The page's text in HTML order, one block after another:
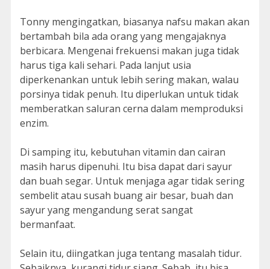
Tonny mengingatkan, biasanya nafsu makan akan
bertambah bila ada orang yang mengajaknya
berbicara. Mengenai frekuensi makan juga tidak
harus tiga kali sehari. Pada lanjut usia
diperkenankan untuk lebih sering makan, walau
porsinya tidak penuh. Itu diperlukan untuk tidak
memberatkan saluran cerna dalam memproduksi
enzim.
Di samping itu, kebutuhan vitamin dan cairan
masih harus dipenuhi. Itu bisa dapat dari sayur
dan buah segar. Untuk menjaga agar tidak sering
sembelit atau susah buang air besar, buah dan
sayur yang mengandung serat sangat
bermanfaat.
Selain itu, diingatkan juga tentang masalah tidur.